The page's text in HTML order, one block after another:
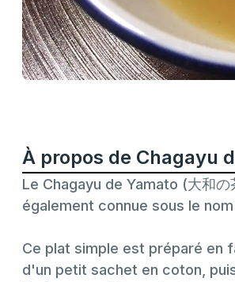
À propos de Chagayu
Le Chagayu de Yamato (大和
également connue sous le
Ce plat simple est préparé en
d'un petit sachet en coton,